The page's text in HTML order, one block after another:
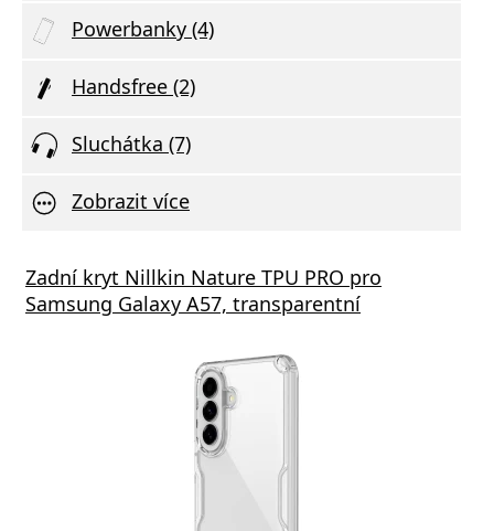
Powerbanky (4)
Handsfree (2)
Sluchátka (7)
Zobrazit více
Zadní kryt Nillkin Nature TPU PRO pro
Samsung Galaxy A57, transparentní